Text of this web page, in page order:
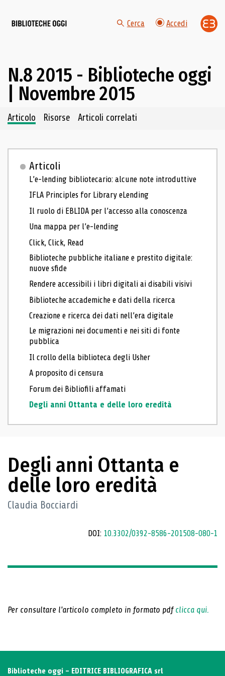
Cerca Accedi
N.8 2015 - Biblioteche oggi
| Novembre 2015
Navigazione dei contenuti del fascicolo
Articolo Risorse Articoli correlati
Articoli
L’e-lending bibliotecario: alcune note introduttive
IFLA Principles for Library eLending
Il ruolo di EBLIDA per l’accesso alla conoscenza
Una mappa per l’e-lending
Click, Click, Read
Biblioteche pubbliche italiane e prestito digitale:
nuove sfide
Rendere accessibili i libri digitali ai disabili visivi
Biblioteche accademiche e dati della ricerca
Creazione e ricerca dei dati nell’era digitale
Le migrazioni nei documenti e nei siti di fonte
pubblica
Il crollo della biblioteca degli Usher
A proposito di censura
Forum dei Bibliofili affamati
Degli anni Ottanta e delle loro eredità
Degli anni Ottanta e
delle loro eredità
Claudia Bocciardi
DOI: 10.3302/0392-8586-201508-080-1
Per consultare l'articolo completo in formato pdf clicca qui.
Biblioteche oggi - EDITRICE BIBLIOGRAFICA srl